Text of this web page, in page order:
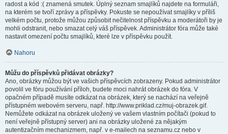
radost a kód :( znamená smutek. Úplný seznam smajlíků najdete na formuláři,
na kterém se tvoří zprávy a příspěvky. Pokuste se nepoužívat smajlíky v příliš
velkém počtu, protože můžou způsobit nečitelnost příspěvku a moderátoři by je
mohli odstranit, nebo smazat celý váš příspěvek. Administrátor fóra může také
nastavit omezení počtu smajlíků, které lze v příspěvku použít.
Nahoru
Můžu do příspěvků přidávat obrázky?
Ano, obrázky můžou být ve vašich příspěvcích zobrazeny. Pokud administrátor
povolil ve fóru používání příloh, budete moci nahrát obrázek do fóra. V
opačném případě musíte odkázat na obrázek, který se nachází na veřejně
přístupném webovém serveru, např. http://www.priklad.cz/muj-obrazek.gif.
Nemůžete odkázat na obrázek uložený ve vašem vlastním počítači (pokud to
není veřejně přístupný server) ani na obrázky uložené za nějakým
autentizačním mechanizmem, např. v e-mailech na seznamu.cz nebo v